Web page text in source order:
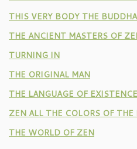
THIS VERY BODY THE BUDDHA
THE ANCIENT MASTERS OF
TURNING IN
THE ORIGINAL MAN
THE LANGUAGE OF EXISTENCE
ZEN ALL THE COLORS OF
THE WORLD OF ZEN